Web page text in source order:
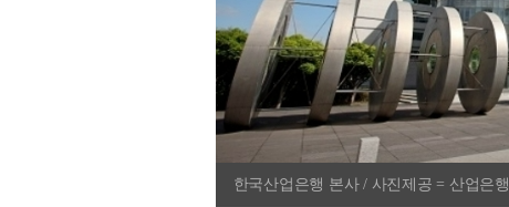
한국산업은행 본사 / 사진제공 = 산업은행